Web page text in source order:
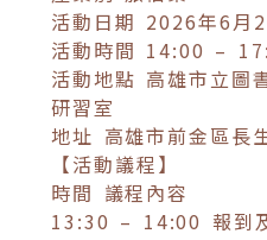
活動日期 2026年6月
活動時間 14:00 –
活動地點 高雄市立圖
研習室
地址 高雄市前金區長
【活動議程】
時間 議程內容
13:30 – 14:00 報到